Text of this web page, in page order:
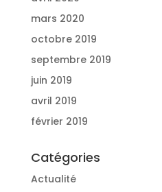
mars 2020
octobre 2019
septembre 2019
juin 2019
avril 2019
février 2019
Catégories
Actualité